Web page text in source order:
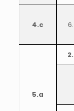
4.c 6.
5.a
2.